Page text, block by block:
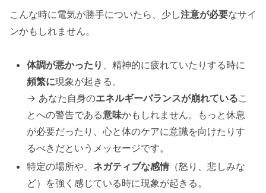
こんな時に電気が勝手についたら、少し注意が必要なサイ
ンかもしれません。
体調が悪かったり
、精神的に疲れていたりする時に
頻繁に現象が起きる。
→ あなた自身のエネルギーバランスが崩れているこ
とへの警告である意味かもしれません。もっと休息
が必要だったり、心と体のケアに意識を向けたりす
るべきだというメッセージです。
特定の場所や、ネガティブな感情（怒り、悲しみな
ど）を強く感じている時に現象が起きる。